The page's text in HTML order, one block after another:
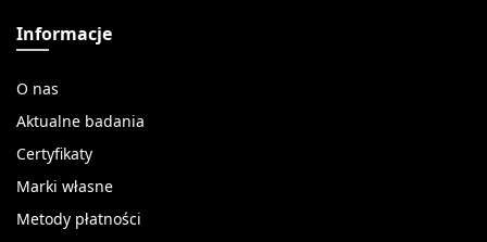
Informacje
O nas
Aktualne badania
Certyfikaty
Marki własne
Metody płatności